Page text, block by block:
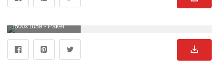
1500x1059 - Paket Poster Eichhörnchen auf einem Ast. Eichhornchen Hintergrundbild.